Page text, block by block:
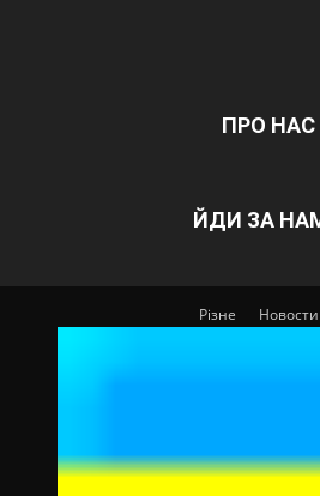
ПРО НАС
ЙДИ ЗА
Різне Новости